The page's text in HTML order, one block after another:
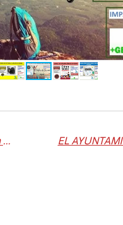
El Grupo de Gobierno de Pájara recuerda al vicepresidente del Cabildo que los asuntos urbanísticos del municipio se tratan en el Ayuntamiento